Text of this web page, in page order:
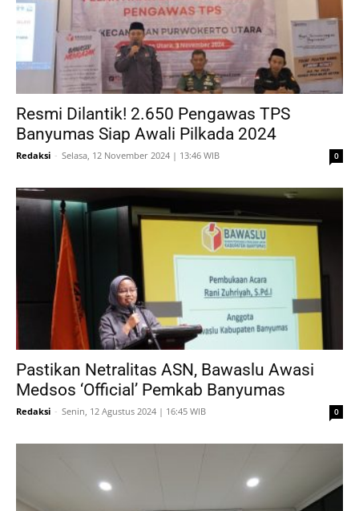
Resmi Dilantik! 2.650 Pengawas TPS
Banyumas Siap Awali Pilkada 2024
Redaksi - Selasa, 12 November 2024 | 13:46 WIB 0
Pastikan Netralitas ASN, Bawaslu Awasi
Medsos ‘Official’ Pemkab Banyumas
Redaksi - Senin, 12 Agustus 2024 | 16:45 WIB 0